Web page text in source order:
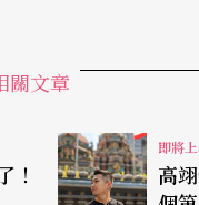
作概念和生命軌跡
在高雄大東文化藝
德慶有棟房子提供
關文章
！
即將
高